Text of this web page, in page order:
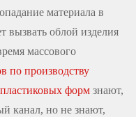
материала в
вызвать облой изделия
массового
по производству
форм знают,
канал, но не знают,